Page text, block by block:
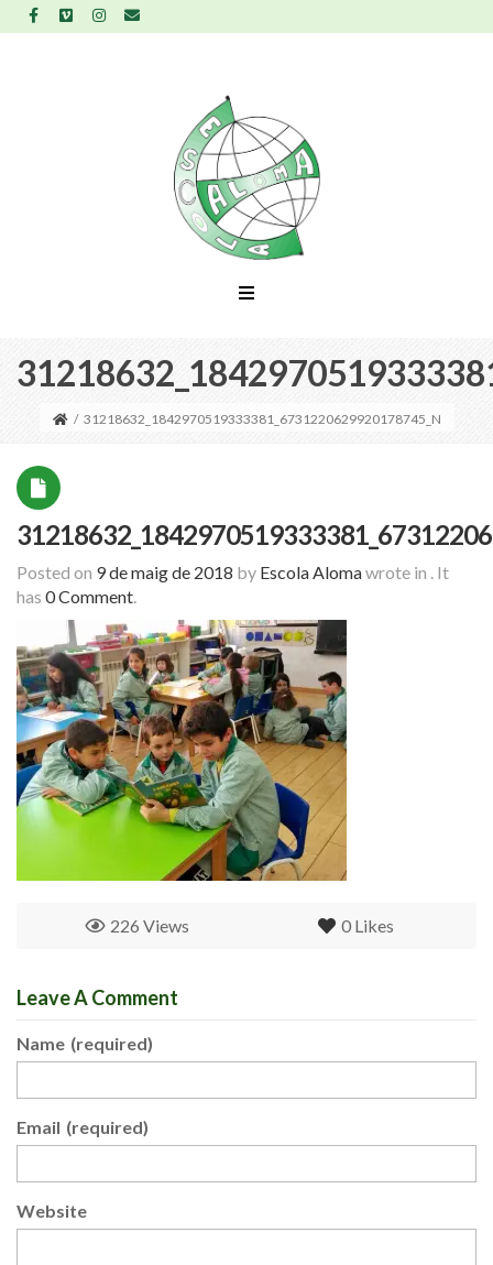
/ 31218632_1842970519333381_6731220629920178745_N
Posted on 9 de maig de 2018 by Escola Alomawrote in . It
has 0 Comment.
0 Likes
226 Views
Leave A Comment
Name (required)
Email (required)
Website